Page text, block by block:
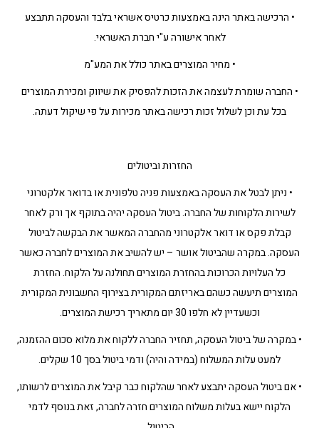
• הרכישה באתר הינה באמצעות כרטיס אשראי בלבד והעסקה תתבצע
לאחר אישורה ע"י חברת האשראי.
• מחיר המוצרים באתר כולל את המע"מ
• החברה שומרת לעצמה את הזכות להפסיק את שיווק ומכירת המוצרים
בכל עת וכן לשלול זכות רכישה באתר מכירות על פי שיקול דעתה.
החזרות וביטולים
• ניתן לבטל את העסקה באמצעות פניה טלפונית או בדואר אלקטרוני
לשירות הלקוחות של החברה. ביטול העסקה יהיה בתוקף אך ורק לאחר
קבלת פקס או דואר אלקטרוני מהחברה המאשר את הבקשה לביטול
העסקה. במקרה שהביטול אושר – יש להשיב את המוצרים לחברה כאשר
כל העלויות הכרוכות בהחזרת המוצרים תחולנה על הלקוח. החזרת
המוצרים תיעשה כשהם באריזתם המקורית בצירוף החשבונית המקורית
וכשעדיין לא חלפו 30 יום מתאריך רכישת המוצרים.
• במקרה של ביטול העסקה, תחזיר החברה ללקוח את מלוא סכום ההזמנה,
למעט עלות המשלוח (במידה והיה) ודמי ביטול בסך 10 שקלים.
• אם ביטול העסקה יתבצע לאחר שהלקוח כבר קיבל את המוצרים לרשותו,
הלקוח יישא בעלות משלוח המוצרים חזרה לחברה, זאת בנוסף לדמי